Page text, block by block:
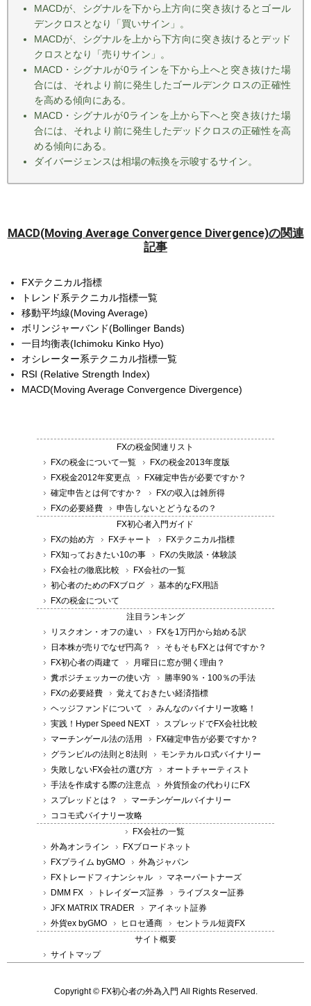
MACDが、シグナルを下から上方向に突き抜けるとゴール
デンクロスとなり「買いサイン」。
MACDが、シグナルを上から下方向に突き抜けるとデッド
クロスとなり「売りサイン」。
MACD・シグナルが0ラインを下から上へと突き抜けた場
合には、それより前に発生したゴールデンクロスの正確性
を高める傾向にある。
MACD・シグナルが0ラインを上から下へと突き抜けた場
合には、それより前に発生したデッドクロスの正確性を高
める傾向にある。
ダイバージェンスは相場の転換を示唆するサイン。
MACD(Moving Average Convergence Divergence)の関連
記事
FXテクニカル指標
トレンド系テクニカル指標一覧
移動平均線(Moving Average)
ボリンジャーバンド(Bollinger Bands)
一目均衡表(Ichimoku Kinko Hyo)
オシレーター系テクニカル指標一覧
RSI (Relative Strength Index)
MACD(Moving Average Convergence Divergence)
FXの税金関連リスト
FXの税金について一覧
FXの税金2013年度版
FX税金2012年変更点
FX確定申告が必要ですか？
確定申告とは何ですか？
FXの収入は雑所得
FXの必要経費
申告しないとどうなるの？
FX初心者入門ガイド
FXの始め方
FXチャート
FXテクニカル指標
FX知っておきたい10の事
FXの失敗談・体験談
FX会社の徹底比較
FX会社の一覧
初心者のためのFXブログ
基本的なFX用語
FXの税金について
注目ランキング
リスクオン・オフの違い
FXを1万円から始める訳
日本株が売りでなぜ円高？
そもそもFXとは何ですか？
FX初心者の両建て
月曜日に窓が開く理由？
糞ポジチェッカーの使い方
勝率90％・100％の手法
FXの必要経費
覚えておきたい経済指標
ヘッジファンドについて
みんなのバイナリー攻略！
実践！Hyper Speed NEXT
スプレッドでFX会社比較
マーチンゲール法の活用
FX確定申告が必要ですか？
グランビルの法則と8法則
モンテカルロ式バイナリー
失敗しないFX会社の選び方
オートチャーティスト
手法を作成する際の注意点
外貨預金の代わりにFX
スプレッドとは？
マーチンゲールバイナリー
ココモ式バイナリー攻略
FX会社の一覧
外為オンライン
FXブロードネット
FXプライム byGMO
外為ジャパン
FXトレードフィナンシャル
マネーパートナーズ
DMM FX
トレイダーズ証券
ライブスター証券
JFX MATRIX TRADER
アイネット証券
外貨ex byGMO
ヒロセ通商
セントラル短資FX
サイト概要
サイトマップ
Copyright © FX初心者の外為入門 All Rights Reserved.